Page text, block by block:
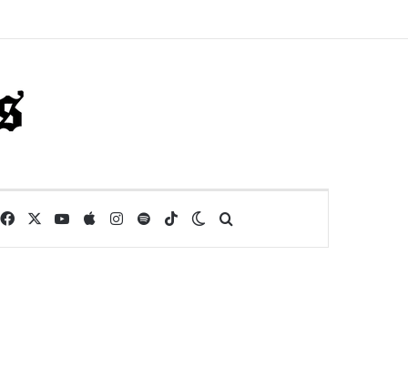
FacebookYouTube
AppleInstagram
SpotifyTikTokSwitch skin